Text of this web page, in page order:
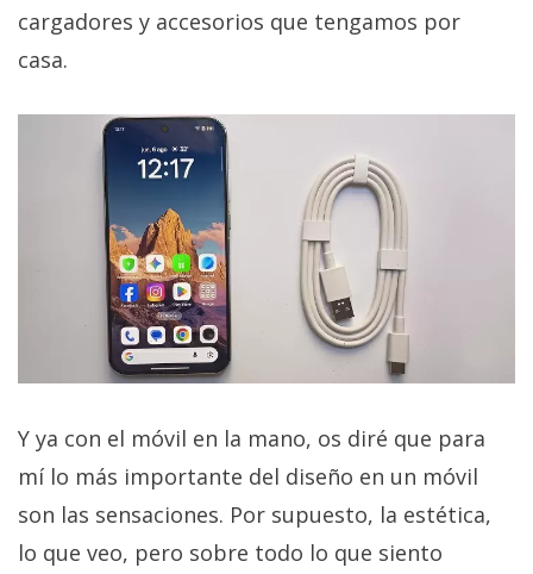
cargadores y accesorios que tengamos por
casa.
Y ya con el móvil en la mano, os diré que para
mí lo más importante del diseño en un móvil
son las sensaciones. Por supuesto, la estética,
lo que veo, pero sobre todo lo que siento